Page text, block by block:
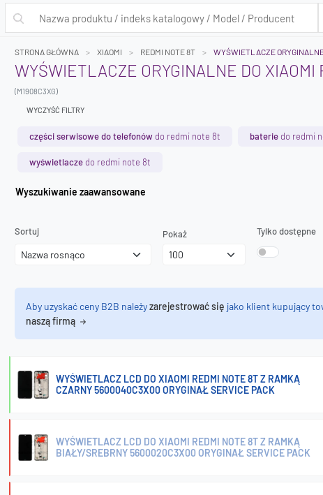
STRONA GŁÓWNA XIAOMI REDMI NOTE 8T WYŚWIETLACZE
WYŚWIETLACZE ORYGINALNE DO XIAOMI
(M1908C3XG)
WYCZYŚĆ FILTRY
części serwisowe do telefonów do redmi note 8t baterie do redmi
wyświetlacze do redmi note 8t
Wyszukiwanie zaawansowane
Sortuj Pokaż Tylko dostępne
Aby uzyskać ceny B2B należyzarejestrować się jako klient kupujący
naszą firmą
WYŚWIETLACZ LCD DO XIAOMI REDMI NOTE 8T Z RAMKĄ
CZARNY 5600040C3X00 ORYGINAŁ SERVICE PACK
WYŚWIETLACZ LCD DO XIAOMI REDMI NOTE 8T Z RAMKĄ
BIAŁY/SREBRNY 5600020C3X00 ORYGINAŁ SERVICE PACK